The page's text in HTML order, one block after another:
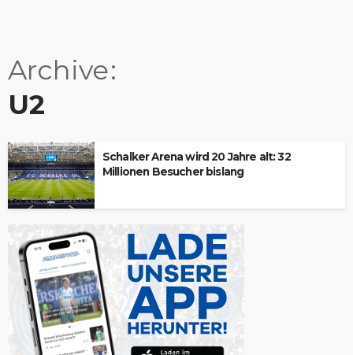
Archive
U2
Schalker Arena wird 20 Jahre alt: 32
Millionen Besucher bislang